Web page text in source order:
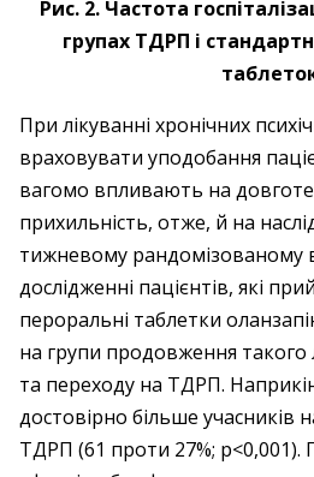
Рис. 2. Частота
групах ТДРП і
При лікуванні хронічних
враховувати уподобання
вагомо впливають на
прихильність, отже, й на
тижневому рандомізованому
дослідженні пацієнтів, які
пероральні таблетки
на групи продовження такого
та переходу на ТДРП.
достовірно більше учасників
ТДРП (61 проти 27%; р<0,001).